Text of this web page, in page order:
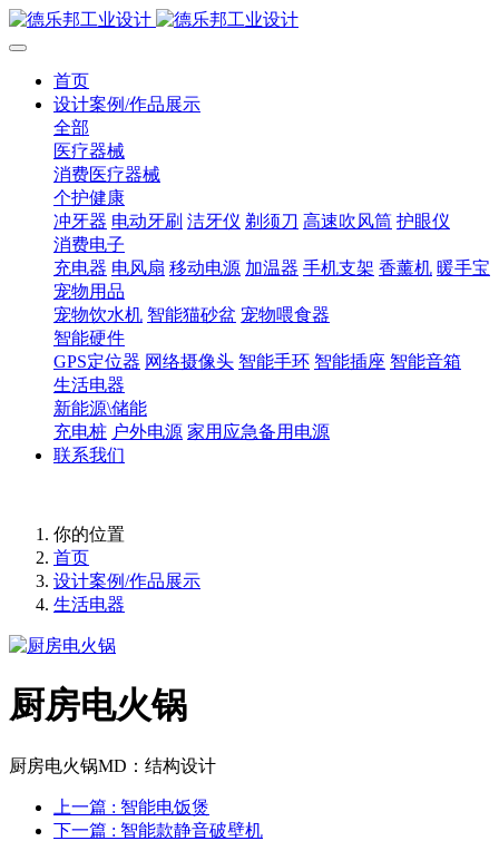
首页
设计案例/作品展示
全部
医疗器械
消费医疗器械
个护健康
冲牙器 电动牙刷 洁牙仪 剃须刀 高速吹风筒 护眼仪
消费电子
充电器 电风扇 移动电源 加温器 手机支架 香薰机 暖手宝
宠物用品
宠物饮水机 智能猫砂盆 宠物喂食器
智能硬件
GPS定位器 网络摄像头 智能手环 智能插座 智能音箱
生活电器
新能源\储能
充电桩 户外电源 家用应急备用电源
联系我们
你的位置
首页
设计案例/作品展示
生活电器
厨房电火锅
厨房电火锅MD：结构设计
上一篇 : 智能电饭煲
下一篇 : 智能款静音破壁机